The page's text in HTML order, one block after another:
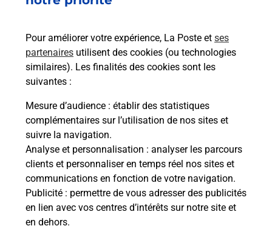
Pour améliorer votre expérience, La Poste et ses
partenaires utilisent des cookies (ou technologies
similaires). Les finalités des cookies sont les
suivantes :
Mesure d’audience : établir des statistiques
complémentaires sur l’utilisation de nos sites et
suivre la navigation.
Analyse et personnalisation : analyser les parcours
clients et personnaliser en temps réel nos sites et
communications en fonction de votre navigation.
Publicité : permettre de vous adresser des publicités
en lien avec vos centres d’intérêts sur notre site et
en dehors.
Malin !
La Poste
en ligne
Ouvert 24h/24
En savoir plus